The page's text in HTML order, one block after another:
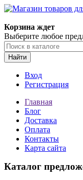
Корзина ждет
Выберите любое
Найти
Вход
Регистрация
Главная
Блог
Доставка
Оплата
Контакты
Карта сайта
Каталог